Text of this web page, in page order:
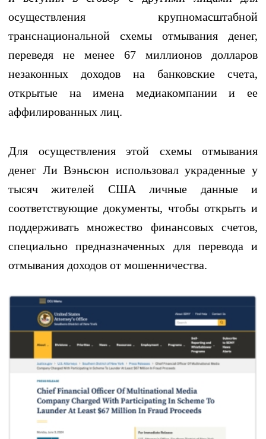
осуществления крупномасштабной
транснациональной схемы отмывания денег,
переведя не менее 67 миллионов долларов
незаконных доходов на банковские счета,
открытые на имена медиакомпании и ее
аффилированных лиц.
Для осуществления этой схемы отмывания
денег Ли Вэньсюн использовал украденные у
тысяч жителей США личные данные и
соответствующие документы, чтобы открыть и
поддерживать множество финансовых счетов,
специально предназначенных для перевода и
отмывания доходов от мошенничества.